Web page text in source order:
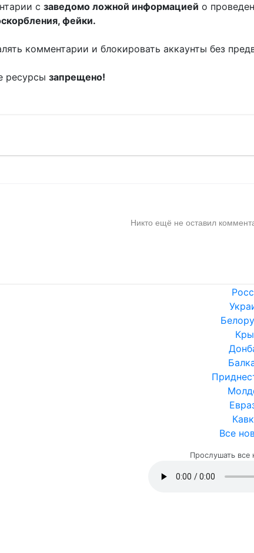
с заведомо ложной информацией о
фейки.
комментарии и блокировать аккаунты без
ресурсы запрещено!
Никто ещё не оставил
Все
Прослушать все